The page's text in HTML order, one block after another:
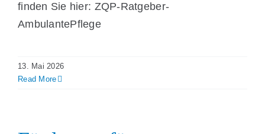
finden Sie hier: ZQP-Ratgeber-
AmbulantePflege
13. Mai 2026
Read More